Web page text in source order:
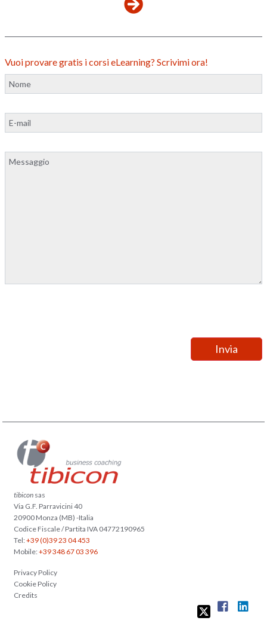
Vuoi provare gratis i corsi eLearning? Scrivimi ora!
tibicon sas
Via G.F. Parravicini 40
20900 Monza (MB) -Italia
Codice Fiscale / Partita IVA 04772190965
Tel:+39 (0)39 23 04 453
Mobile:+39 348 67 03 396
Privacy Policy
Cookie Policy
Credits